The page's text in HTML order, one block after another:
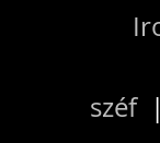
széf|